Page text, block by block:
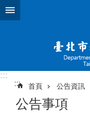
跳到主要內容區塊
:::
:::
首頁 公告資訊
公告事項